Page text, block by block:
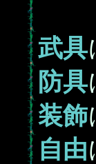
武具
防具
装飾
自由